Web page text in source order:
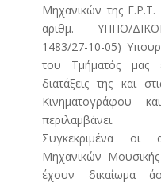
Μηχανικών της
αριθμ. ΥΠΠΟ/
1483/27-10-05)
του Τμήματός μας
διατάξεις της και
Κινηματογράφου
περιλαμβάνει.
Συγκεκριμένα οι
Μηχανικών
έχουν δικαίωμα